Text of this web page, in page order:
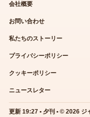
会社概要
お問い合わせ
私たちのストーリー
プライバシーポリシー
クッキーポリシー
ニュースレター
更新 19:27 • 夕刊 • © 2026 ジ